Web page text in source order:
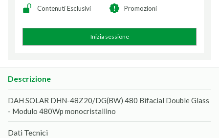
Contenuti Esclusivi
Promozioni
Inizia sessione
Descrizione
DAH SOLAR DHN-48Z20/DG(BW) 480 Bifacial Double Glass
- Modulo 480Wp monocristallino
Dati Tecnici